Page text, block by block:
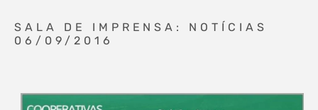
SALA DE IMPRENSA: NOTÍCIAS
06/09/2016